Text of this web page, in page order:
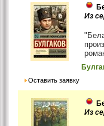
Из
Оставить заявку
Из